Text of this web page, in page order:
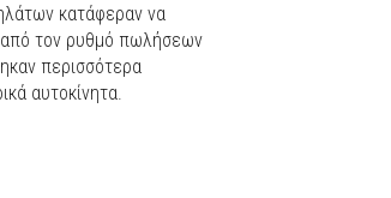
κατάφεραν να
τον ρυθμό πωλήσεων
περισσότερα
αυτοκίνητα.